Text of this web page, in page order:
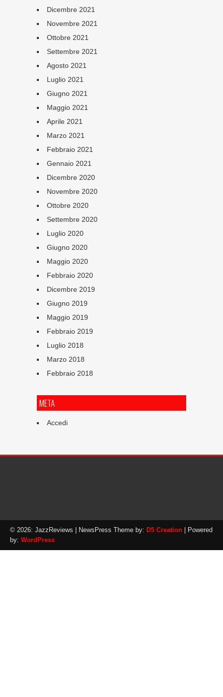
Dicembre 2021
Novembre 2021
Ottobre 2021
Settembre 2021
Agosto 2021
Luglio 2021
Giugno 2021
Maggio 2021
Aprile 2021
Marzo 2021
Febbraio 2021
Gennaio 2021
Dicembre 2020
Novembre 2020
Ottobre 2020
Settembre 2020
Luglio 2020
Giugno 2020
Maggio 2020
Febbraio 2020
Dicembre 2019
Giugno 2019
Maggio 2019
Febbraio 2019
Luglio 2018
Marzo 2018
Febbraio 2018
META
Accedi
© 2026: JazzReviews | NewsPress Theme by: D5 Creation | Powered
by: WordPress